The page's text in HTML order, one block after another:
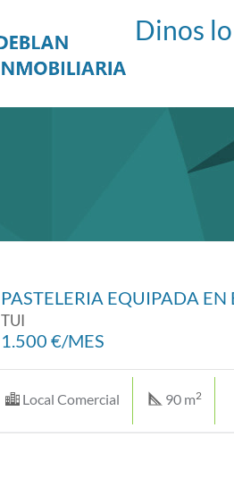
PASTELERIA EQUIPADA EN
TUI
1.500 €/MES
Local Comercial 90 m2